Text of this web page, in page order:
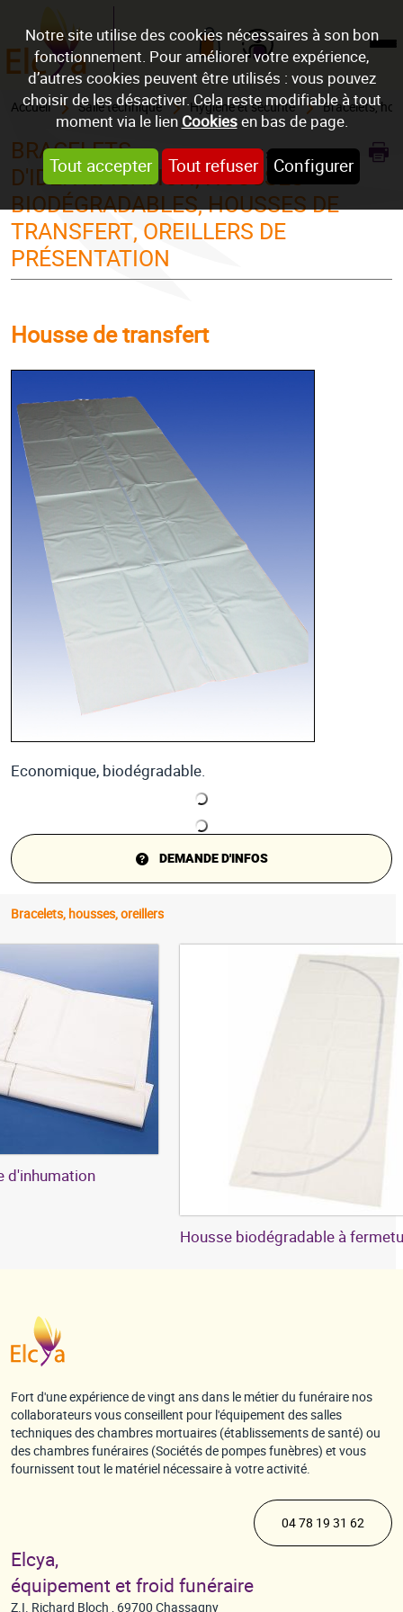
Notre site utilise des cookies nécessaires à son bon
fonctionnement. Pour améliorer votre expérience,
d’autres cookies peuvent être utilisés : vous pouvez
choisir de les désactiver. Cela reste modifiable à tout
moment via le lien Cookiesen bas de page.
Tout accepter Tout refuser Configurer
Mon compte
Accueil Salle technique Hygiène et sécurité Bracelets,
REF : HOUSSTRANSF
BRACELETS
D'IDENTIFICATION, HOUSSES
BIODÉGRADABLES, HOUSSES DE
TRANSFERT, OREILLERS DE
PRÉSENTATION
Housse de transfert
Economique, biodégradable.
DEMANDE D'INFOS
Bracelets, housses, oreillers
d'inhumation
Housse biodégradable à
Fort d'une expérience de vingt ans dans le métier du funéraire nos
collaborateurs vous conseillent pour l'équipement des salles
techniques des chambres mortuaires (établissements de santé) ou
des chambres funéraires (Sociétés de pompes funèbres) et vous
fournissent tout le matériel nécessaire à votre activité.
04 78 19 31 62
Elcya,
équipement et froid funéraire
Z.I. Richard Bloch , 69700 Chassagny